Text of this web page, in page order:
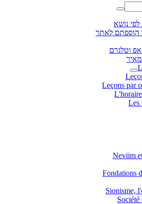
נושא
הוספתם לאתר
וטלגרם
Les
Neviim
Fondations
Sionisme,